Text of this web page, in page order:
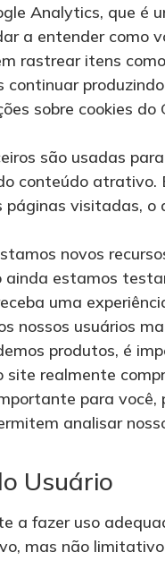
Analytics, que é
a entender como
rastrear itens
continuar
sobre cookies
são usadas
conteúdo atrativo.
páginas visitadas,
novos
estamos
uma
nossos usuários
produtos, é
realmente
para você,
analisar
Usuário
a fazer uso
mas não